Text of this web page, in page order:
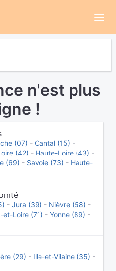
n'est plus
!
(07) - Cantal (15) -
(42) - Haute-Loire (43) -
(69) - Savoie (73) - Haute-
- Jura (39) - Nièvre (58) -
et-Loire (71) - Yonne (89) -
(29) - Ille-et-Vilaine (35) -